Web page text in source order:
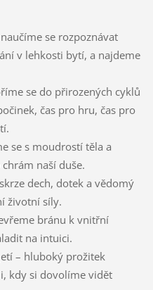
se rozpoznávat
v lehkosti bytí, a najdeme
se do přirozených cyklů
čas pro hru, čas pro
se s moudrostí těla a
naší duše.
dech, dotek a vědomý
životní síly.
bránu k vnitřní
na intuici.
– hluboký prožitek
kdy si dovolíme vidět